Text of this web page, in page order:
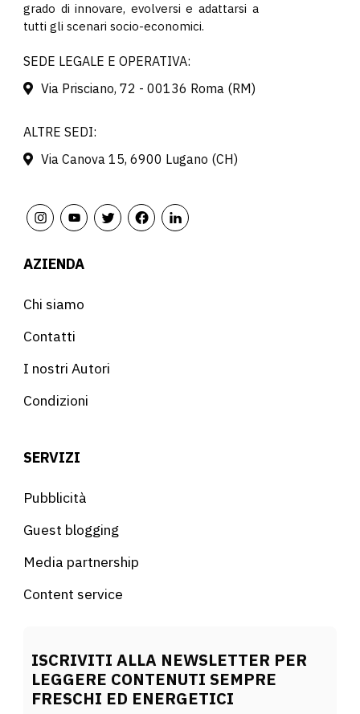
grado di innovare, evolversi e adattarsi a
tutti gli scenari socio-economici.
SEDE LEGALE E OPERATIVA:
Via Prisciano, 72 - 00136 Roma (RM)
ALTRE SEDI:
Via Canova 15, 6900 Lugano (CH)
AZIENDA
Chi siamo
Contatti
I nostri Autori
Condizioni
SERVIZI
Pubblicità
Guest blogging
Media partnership
Content service
ISCRIVITI ALLA NEWSLETTER PER
LEGGERE CONTENUTI SEMPRE
FRESCHI ED ENERGETICI